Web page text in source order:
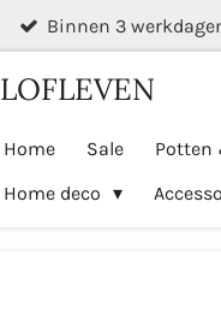
Binnen 3
LOFLEVEN
Home Sale Potten
Home deco